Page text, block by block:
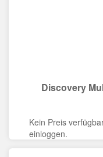
Discovery
Kein Preis
einloggen.